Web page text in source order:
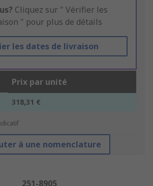
Cliquez sur " Vérifier les
" pour plus de détails
les dates de livraison
Prix par unité
318,31 €
à une nomenclature
251-8905